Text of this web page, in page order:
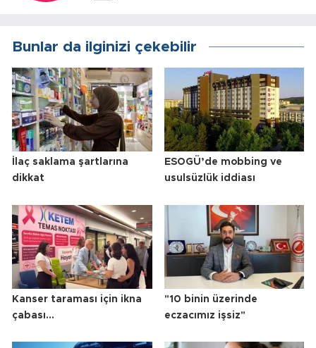
Bunlar da ilginizi çekebilir
İlaç saklama şartlarına
dikkat
ESOGÜ’de mobbing ve
usulsüzlük iddiası
Kanser taraması için ikna
çabası...
"10 binin üzerinde
eczacımız işsiz"